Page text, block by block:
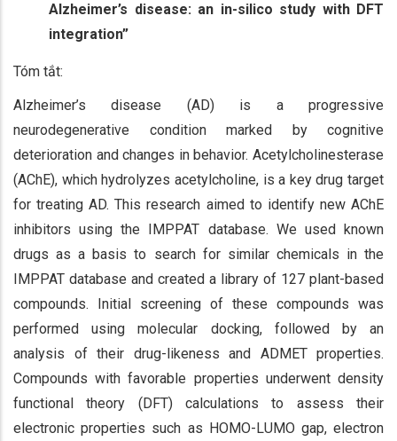
Alzheimer’s disease: an in-silico study with DFT
integration”
Tóm tắt:
Alzheimer’s disease (AD) is a progressive
neurodegenerative condition marked by cognitive
deterioration and changes in behavior. Acetylcholinesterase
(AChE), which hydrolyzes acetylcholine, is a key drug target
for treating AD. This research aimed to identify new AChE
inhibitors using the IMPPAT database. We used known
drugs as a basis to search for similar chemicals in the
IMPPAT database and created a library of 127 plant-based
compounds. Initial screening of these compounds was
performed using molecular docking, followed by an
analysis of their drug-likeness and ADMET properties.
Compounds with favorable properties underwent density
functional theory (DFT) calculations to assess their
electronic properties such as HOMO-LUMO gap, electron